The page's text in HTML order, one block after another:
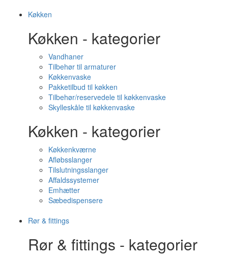
Køkken
Køkken - kategorier
Vandhaner
Tilbehør til armaturer
Køkkenvaske
Pakketilbud til køkken
Tilbehør/reservedele til køkkenvaske
Skylleskåle til køkkenvaske
Køkken - kategorier
Køkkenkværne
Afløbsslanger
Tilslutningsslanger
Affaldssystemer
Emhætter
Sæbedispensere
Rør & fittings
Rør & fittings - kategorier